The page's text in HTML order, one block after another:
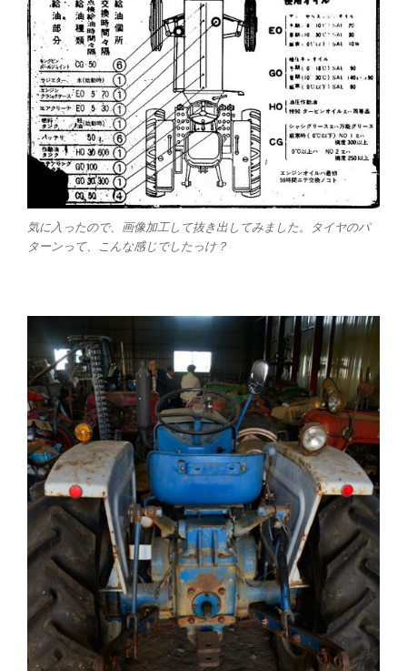
気に入ったので、画像加工して抜き出してみました。タイヤのパ
ターンって、こんな感じでしたっけ？